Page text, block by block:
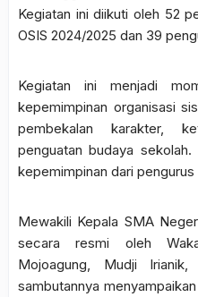
Kegiatan ini diikuti oleh 52
OSIS 2024/2025 dan 39
Kegiatan ini menjadi
kepemimpinan organisasi
pembekalan karakter,
penguatan budaya
kepemimpinan dari
Mewakili Kepala SMA
secara resmi oleh
Mojoagung, Mudji
sambutannya